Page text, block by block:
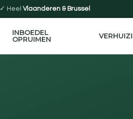
✓ Heel Vlaanderen & Brussel
INBOEDEL
OPRUIMEN